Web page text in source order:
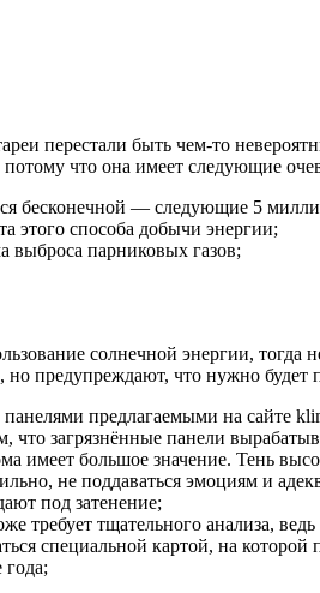
перестали быть чем-то
что она имеет следующие
бесконечной — следующие 5
этого способа добычи энергии;
выброса парниковых газов;
солнечной энергии,
но предупреждают, что нужно будет
предлагаемыми на сайте
загрязнённые панели
имеет большое значение. Тень
не поддаваться эмоциям и
под затенение;
требует тщательного анализа,
специальной картой, на которой
года;